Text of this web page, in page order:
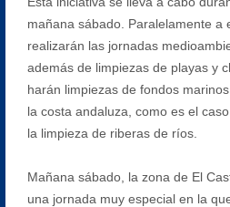
mañana sábado. Paralelamente a
realizarán las jornadas
además de limpiezas de playas y
harán limpiezas de fondos
la costa andaluza, como es el
la limpieza de riberas de ríos.
Mañana sábado, la zona de El
una jornada muy especial en la